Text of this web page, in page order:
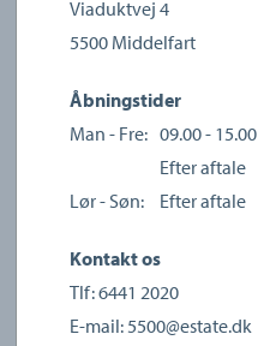
Viaduktvej 4
5500 Middelfart
Åbningstider
Man - Fre: 09.00 - 15.00
Efter aftale
Lør - Søn:
Efter aftale
Kontakt os
Tlf:6441 2020
E-mail:5500@estate.dk